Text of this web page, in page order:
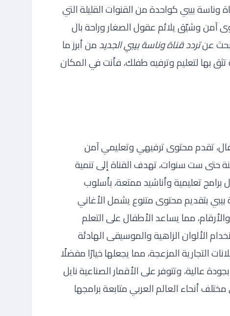
وناسة بيبي كواحدة من القنوات القليلة التي
آمن وشيّق يلائم عقول الصغار وراحة بال
تردد قناة وناسة بيبي الجديدمن أبرز ما
بها لتعليم وترفيه طفلك، فأنت في المكان
تقدم محتوى ترفيهي وتعليمي آمن
حتى ست سنوات، تهدف القناة إلى تنمية
تعليمية وأناشيد ممتعة، بأسلوب
بتقديم محتوى متنوع يشمل الأغاني
مما يساعد الأطفال على التعلم
الألوان الزاهية والموسيقى الهادئة
التجارية المزعجة، مما يجعلها خيارًا مفضلًا
عالية، وتتوفر على الأقمار الصناعية نايل
أنحاء العالم العربي متابعة برامجها